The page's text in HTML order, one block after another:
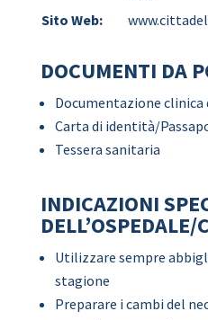
Sito Web:
DOCUMENTI DA
Documentazione clinica
Carta di identità/
Tessera sanitaria
INDICAZIONI
DELL’OSPEDALE/
Utilizzare sempre
stagione
Preparare i cambi del